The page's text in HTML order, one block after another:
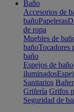
Baño
Accesorios de
bañoPapeleras
de ropa
Muebles de
bañoTocadores
baño
Espejos de baño
iluminados
Sanitarios
Grifería Grifos
Seguridad de